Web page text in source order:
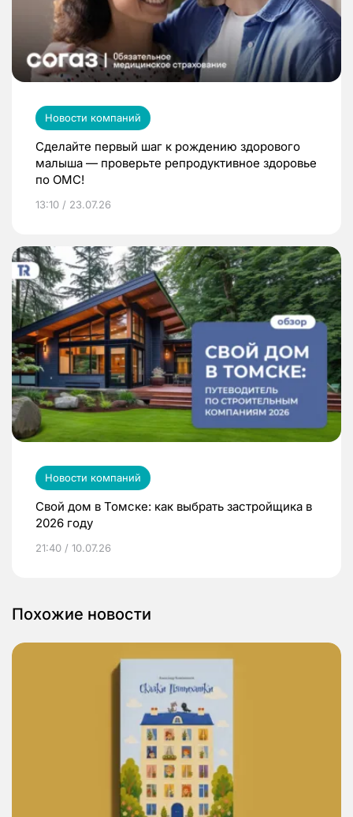
Новости компаний
Сделайте первый шаг к рождению здорового
малыша — проверьте репродуктивное здоровье
по ОМС!
13:10 / 23.07.26
Новости компаний
Свой дом в Томске: как выбрать застройщика в
2026 году
21:40 / 10.07.26
Похожие новости